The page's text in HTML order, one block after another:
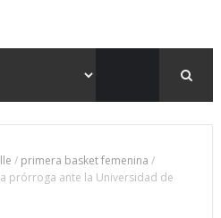
/ primera basket femenina /
prórroga ante la Universidad de